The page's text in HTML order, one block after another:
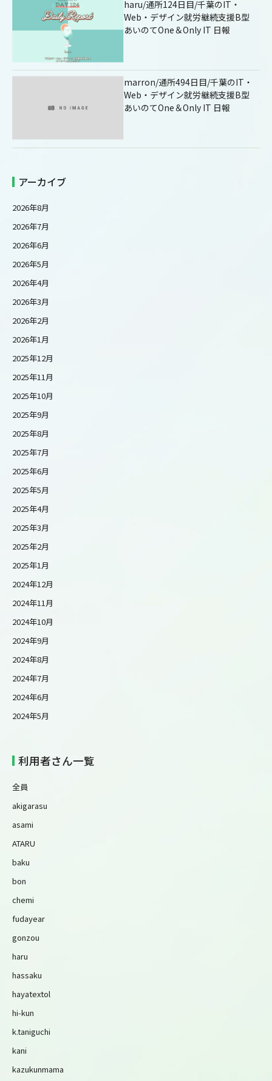
haru/通所124日目/千葉のIT・
Web・デザイン就労継続支援B型
あいのてOne＆Only IT 日報
marron/通所494日目/千葉のIT・
Web・デザイン就労継続支援B型
あいのてOne＆Only IT 日報
アーカイブ
2026年8月
2026年7月
2026年6月
2026年5月
2026年4月
2026年3月
2026年2月
2026年1月
2025年12月
2025年11月
2025年10月
2025年9月
2025年8月
2025年7月
2025年6月
2025年5月
2025年4月
2025年3月
2025年2月
2025年1月
2024年12月
2024年11月
2024年10月
2024年9月
2024年8月
2024年7月
2024年6月
2024年5月
利用者さん一覧
全員
akigarasu
asami
ATARU
baku
bon
chemi
fudayear
gonzou
haru
hassaku
hayatextol
hi-kun
k.taniguchi
kani
kazukunmama